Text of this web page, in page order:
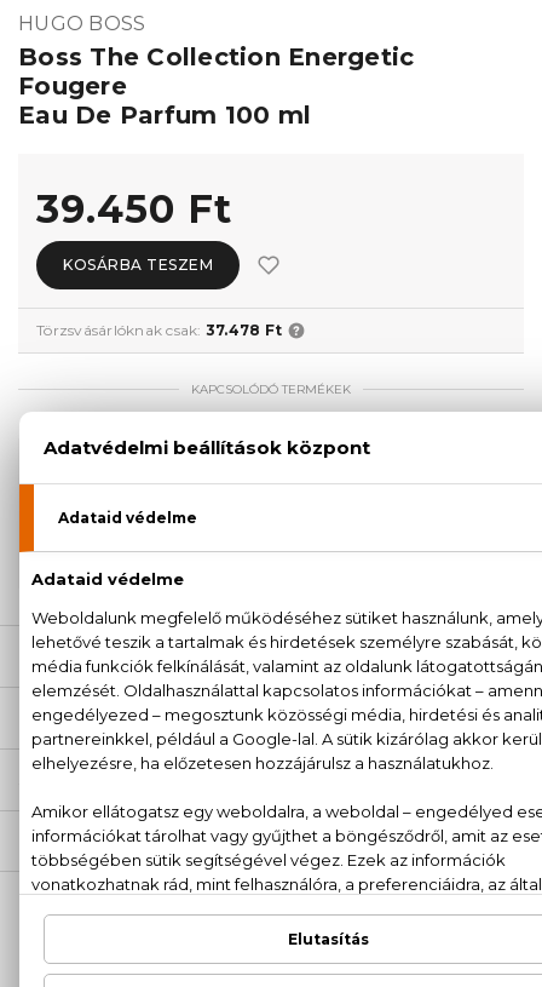
HUGO BOSS
Boss The Collection Energetic
Fougere
Eau De Parfum 100 ml
39.450 Ft
KOSÁRBA TESZEM
Törzsvásárlóknak csak: 37.478 Ft
KAPCSOLÓDÓ TERMÉKEK
Kérdésed van, elakadtál? Hívd ügyfélszolgálatunkat:
20 779 1924
LEÍRÁS
ÉRTÉKELÉSEK (0)
NEKED AJÁNLJUK